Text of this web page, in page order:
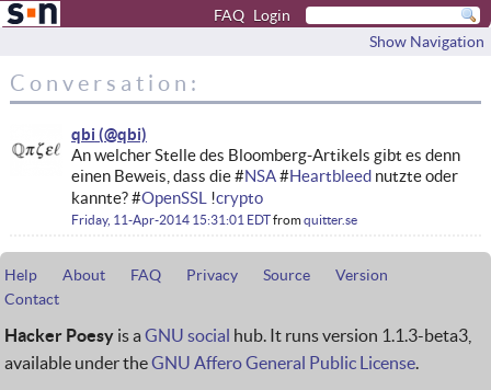
FAQ Login
Show Navigation
Conversation:
qbi
An welcher Stelle des Bloomberg-Artikels gibt es denn
einen Beweis, dass die #NSA#Heartbleednutzte oder
kannte? #OpenSSL !crypto
Friday, 11-Apr-2014 15:31:01 EDTfromquitter.se
Help About FAQ Privacy Source
Version
Contact
Hacker Poesy is a GNU social hub. It runs version 1.1.3-beta3,
available under theGNU Affero General Public License.